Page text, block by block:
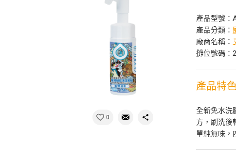
0
產品型號：
產品分類：
廠商名稱：
攤位號碼：
產品特色
全新免水洗
方，刷洗後
單純無味，